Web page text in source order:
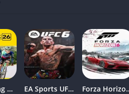
Pro Cycling Manager 26 EA Sports UFC 6